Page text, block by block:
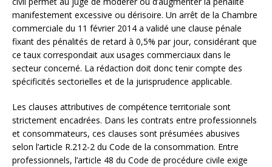
manifestement excessive ou dérisoire. Un arrêt de la Chambre
commerciale du 11 février 2014 a validé une clause pénale
fixant des pénalités de retard à 0,5% par jour, considérant que
ce taux correspondait aux usages commerciaux dans le
secteur concerné. La rédaction doit donc tenir compte des
spécificités sectorielles et de la jurisprudence applicable.
Les clauses attributives de compétence territoriale sont
strictement encadrées. Dans les contrats entre professionnels
et consommateurs, ces clauses sont présumées abusives
selon l’article R.212-2 du Code de la consommation. Entre
professionnels, l’article 48 du Code de procédure civile exige